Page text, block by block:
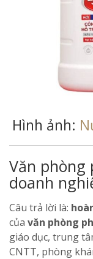
Hình ảnh:
Văn phòng
doanh
Câu trả lời là:
của văn phòng
giáo dục, trung
CNTT, phòng